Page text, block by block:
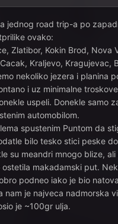
jednog road trip-a po
ovako:
Zlatibor, Kokin Brod, Nova
Kraljevo, Kragujevac,
nekoliko jezera i planina
i uz minimalne
uspeli. Donekle samo
automobilom.
spustenim Puntom da
bilo tesko stici peske
su meandri mnogo blize,
makadamski put.
podneo iako je bio
nam je najveca nadmorska
je ~100gr ulja.